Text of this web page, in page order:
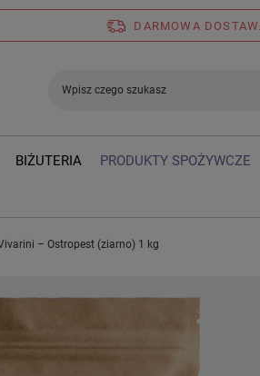
DARMOWA
BIŻUTERIA PRODUKTY SPOŻYWCZE
– Ostropest (ziarno) 1 kg